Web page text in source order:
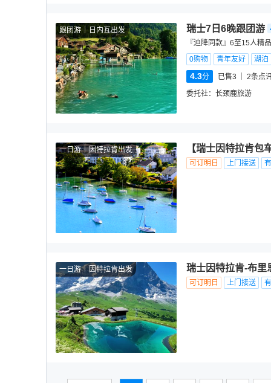
跟团游 日内瓦出发 瑞士7日6晚跟团游
『迫降同款』6至15人精
0购物
青年友好 湖泊
4.3分 已售3 2条点
委托社： 长颈鹿旅游
一日游 因特拉肯出发 【瑞士因特拉肯包
可订明日 上门接送
一日游 因特拉肯出发 瑞士因特拉肯-布里
可订明日 上门接送